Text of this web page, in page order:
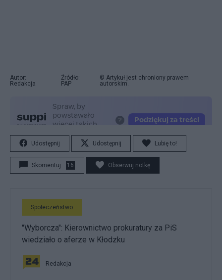
Autor:
Redakcja
Źródło:
PAP
© Artykuł jest chroniony prawem
autorskim.
Udostępnij Udostępnij Lubię to!
Skomentuj 16 Obserwuj notkę
Społeczeństwo
"Wyborcza": Kierownictwo prokuratury za PiS
wiedziało o aferze w Kłodzku
Redakcja